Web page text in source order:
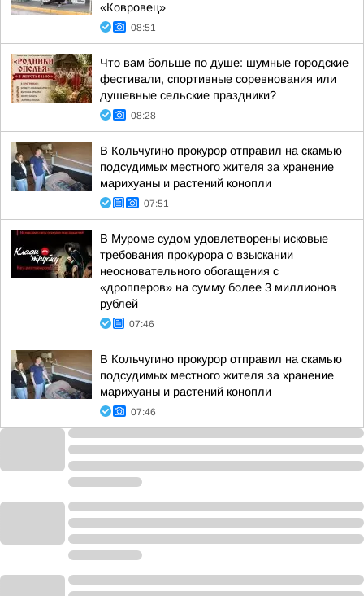
«Ковровец»
08:51
Что вам больше по душе: шумные городские
фестивали, спортивные соревнования или
душевные сельские праздники?
08:28
В Кольчугино прокурор отправил на скамью
подсудимых местного жителя за хранение
марихуаны и растений конопли
07:51
В Муроме судом удовлетворены исковые
требования прокурора о взыскании
неосновательного обогащения с
«дропперов» на сумму более 3 миллионов
рублей
07:46
В Кольчугино прокурор отправил на скамью
подсудимых местного жителя за хранение
марихуаны и растений конопли
07:46